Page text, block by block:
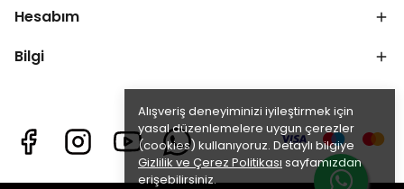
Alışveriş deneyiminizi iyileştirmek için
yasal düzenlemelere uygun çerezler
(cookies) kullanıyoruz. Detaylı bilgiye
Gizlilik ve Çerez Politikası sayfamızdan
erişebilirsiniz.
Hesabım
Bilgi